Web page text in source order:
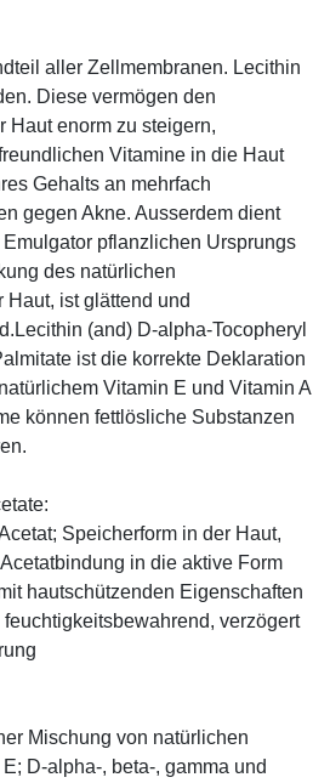
aller Zellmembranen. Lecithin
Diese vermögen den
Haut enorm zu steigern,
Vitamine in die Haut
Gehalts an mehrfach
gegen Akne. Ausserdem dient
pflanzlichen Ursprungs
des natürlichen
Haut, ist glättend und
(and) D-alpha-Tocopheryl
ist die korrekte Deklaration
Vitamin E und Vitamin A
können fettlösliche Substanzen
Speicherform in der Haut,
in die aktive Form
hautschützenden Eigenschaften
verzögert
Mischung von natürlichen
D-alpha-, beta-, gamma und